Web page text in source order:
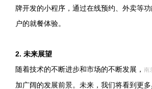
牌开发的小程序，通过在线预约、外卖等
户的就餐体验。
2. 未来展望
随着技术的不断进步和市场的不断发展， 南
加广阔的发展前景。未来，我们将看到更